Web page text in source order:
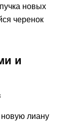
новых
черенок
и
лиану